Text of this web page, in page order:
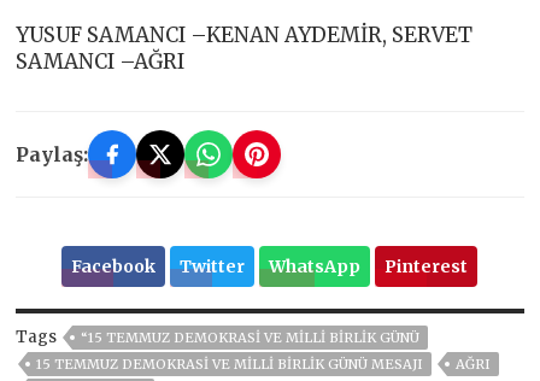
YUSUF SAMANCI –KENAN AYDEMİR, SERVET
SAMANCI –AĞRI
Paylaş:
Facebook Twitter WhatsApp Pinterest
Tags
“15 TEMMUZ DEMOKRASI VE MILLI BIRLIK GÜNÜ
15 TEMMUZ DEMOKRASİ VE MİLLİ BİRLİK GÜNÜ MESAJI
AĞRI